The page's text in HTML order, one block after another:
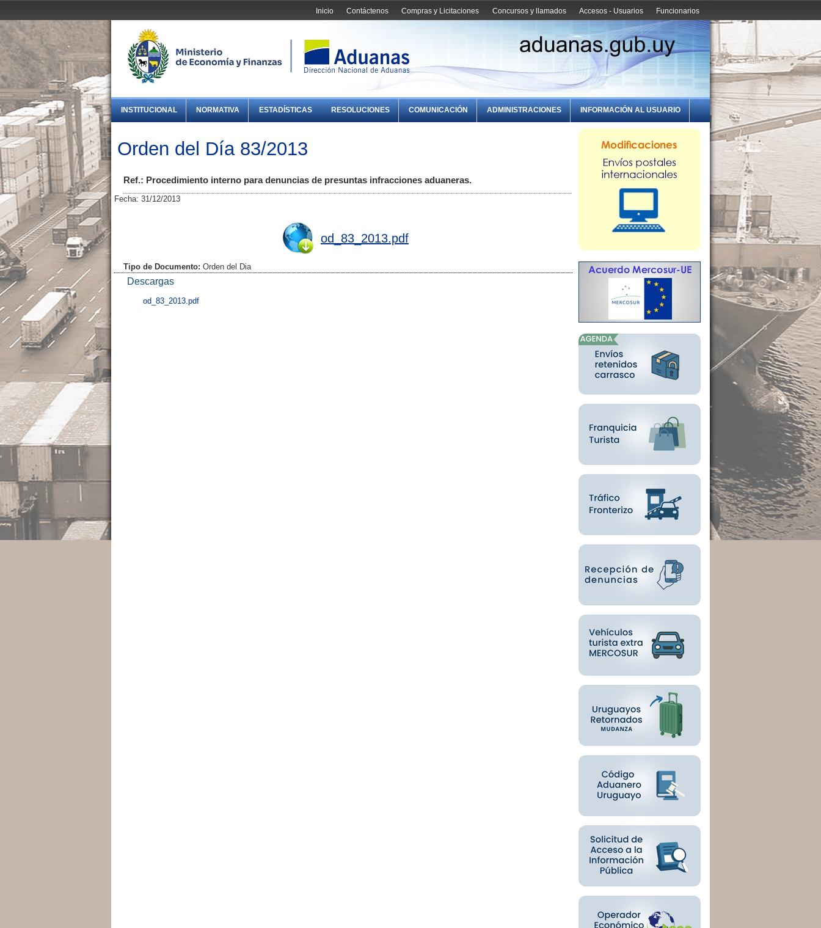
Funcionarios
Accesos - Usuarios
Concursos y llamados
Compras y Licitaciones
Contáctenos
Inicio
INSTITUCIONAL NORMATIVA ESTADÍSTICAS RESOLUCIONES COMUNICACIÓN ADMINISTRACIONES INFORMACIÓN AL USUARIO
Orden del Día 83/2013
Ref.: Procedimiento interno para denuncias de presuntas infracciones aduaneras.
Fecha: 31/12/2013
od_83_2013.pdf
Tipo de Documento: Orden del Dia
Descargas
od_83_2013.pdf